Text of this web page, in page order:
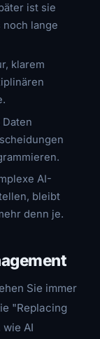
ist sie
noch lange
klarem
AI-
bleibt
denn je.
Sie immer
"Replacing
AI